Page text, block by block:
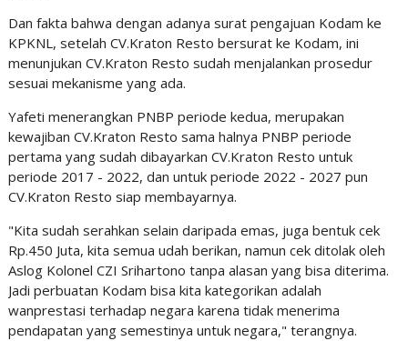
Dan fakta bahwa dengan adanya surat pengajuan Kodam ke
KPKNL, setelah CV.Kraton Resto bersurat ke Kodam, ini
menunjukan CV.Kraton Resto sudah menjalankan prosedur
sesuai mekanisme yang ada.
Yafeti menerangkan PNBP periode kedua, merupakan
kewajiban CV.Kraton Resto sama halnya PNBP periode
pertama yang sudah dibayarkan CV.Kraton Resto untuk
periode 2017 - 2022, dan untuk periode 2022 - 2027 pun
CV.Kraton Resto siap membayarnya.
"Kita sudah serahkan selain daripada emas, juga bentuk cek
Rp.450 Juta, kita semua udah berikan, namun cek ditolak oleh
Aslog Kolonel CZI Srihartono tanpa alasan yang bisa diterima.
Jadi perbuatan Kodam bisa kita kategorikan adalah
wanprestasi terhadap negara karena tidak menerima
pendapatan yang semestinya untuk negara," terangnya.